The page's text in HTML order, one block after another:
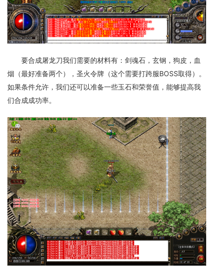
要合成屠龙刀我们需要的材料有：剑魂石，玄钢，狗皮，血
烟（最好准备两个），圣火令牌（这个需要打跨服BOSS取得）。
如果条件允许，我们还可以准备一些玉石和荣誉值，能够提高我
们合成成功率。